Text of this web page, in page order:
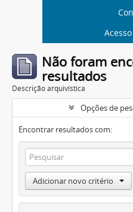
Não foram
resultados
Descrição arquivística
Opções de
Encontrar resultados com:
Adicionar novo critério